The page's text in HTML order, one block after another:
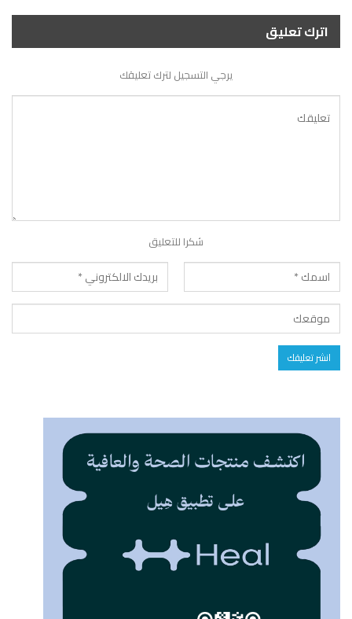
اترك تعليق
يرجي التسجيل لترك تعليقك
شكرا للتعليق